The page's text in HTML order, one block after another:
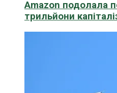
Amazon подолала
трильйони